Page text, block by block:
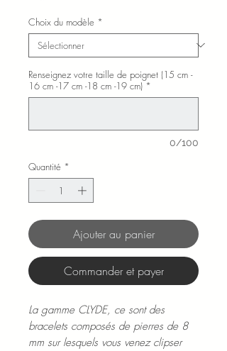
Choix du modèle *
Renseignez votre taille de poignet (15 cm -
16 cm -17 cm -18 cm -19 cm) *
0/100
Quantité *
Ajouter au panier
Commander et payer
La gamme CLYDE, ce sont des
bracelets composés de pierres de 8
mm sur lesquels vous venez clipser